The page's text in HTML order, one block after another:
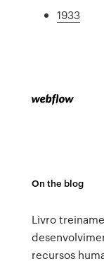
1933
On the blog
Livro
recursos